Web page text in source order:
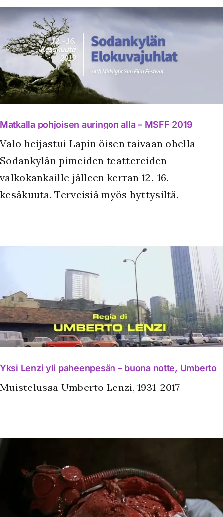
Matkalla pohjoisen auringon alla – MSFF 2019
Valo heijastui Lapin öisen taivaan ohella
Sodankylän pimeiden teattereiden
valkokankaille jälleen kerran 12.-16.
kesäkuuta. Terveisiä myös hyttysiltä.
Yksi Lenzi yli paheenpesän – buona notte, Umberto
Muistelussa Umberto Lenzi, 1931-2017